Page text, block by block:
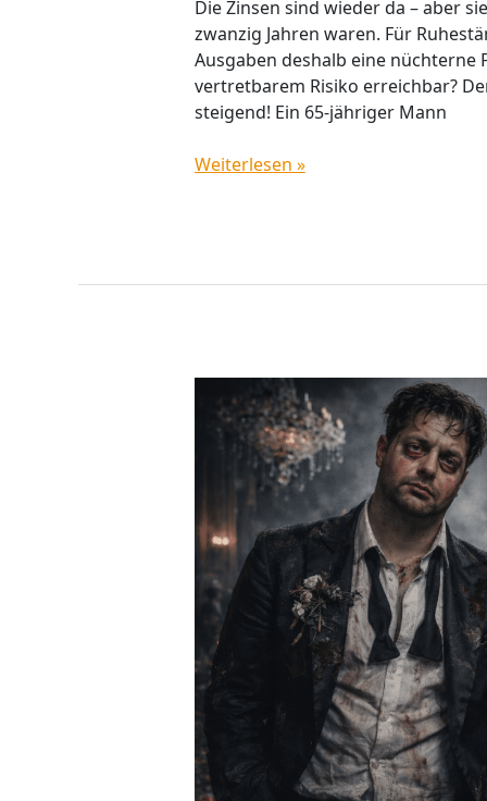
Die Zinsen sind wieder da – aber
zwanzig Jahren waren. Für
Ausgaben deshalb eine nüchterne
vertretbarem Risiko erreichbar?
steigend! Ein 65-jähriger Mann
Weiterlesen »
Group
Bumble:
Aktien-
Analyse
zum
Valentinstag